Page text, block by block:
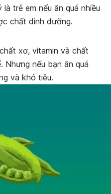
trẻ em nếu ăn quá nhiều
chất dinh dưỡng.
xơ, vitamin và chất
nếu bạn ăn quá
và khó tiêu.